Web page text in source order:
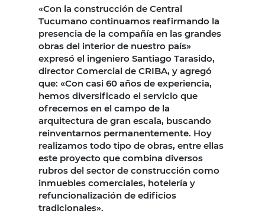
«Con la construcción de Central
Tucumano continuamos reafirmando la
presencia de la compañía en las grandes
obras del interior de nuestro país»
expresó el ingeniero Santiago Tarasido,
director Comercial de CRIBA, y agregó
que: «Con casi 60 años de experiencia,
hemos diversificado el servicio que
ofrecemos en el campo de la
arquitectura de gran escala, buscando
reinventarnos permanentemente. Hoy
realizamos todo tipo de obras, entre ellas
este proyecto que combina diversos
rubros del sector de construcción como
inmuebles comerciales, hotelería y
refuncionalización de edificios
tradicionales».